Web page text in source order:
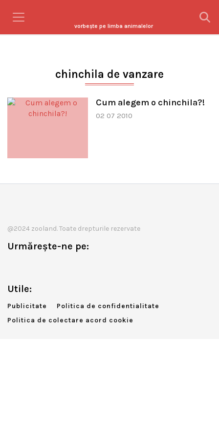
vorbeşte pe limba animalelor
chinchila de vanzare
Cum alegem o chinchila?!
02 07 2010
@2024 zooland. Toate drepturile rezervate
Urmărește-ne pe:
Utile:
Publicitate
Politica de confidentialitate
Politica de colectare acord cookie